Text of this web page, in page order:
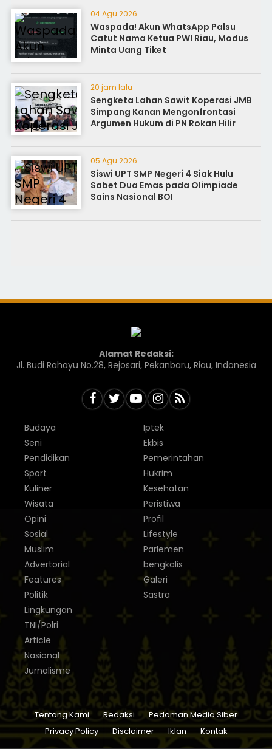
04 Agu 2026
Waspada! Akun WhatsApp Palsu
Catut Nama Ketua PWI Riau, Modus
Minta Uang Tiket
20 jam lalu
Sengketa Lahan Sawit Koperasi JMB
Simpang Kanan Mengonfrontasi
Argumen Hukum di PN Rokan Hilir
05 Agu 2026
Siswi UPT SMP Negeri 4 Siak Hulu
Sabet Dua Emas pada Olimpiade
Sains Nasional BOI
Alamat Redaksi:
Jl. Budi Rahayu No.28, Rejosari, Pekanbaru, Riau, Indonesia
Budaya
Seni
Pendidikan
Sport
Kuliner
Wisata
Iptek
Ekbis
Pemerintahan
Hukrim
Kesehatan
Peristiwa
Opini
Sosial
Muslim
Advertorial
Features
Politik
Profil
Lifestyle
Parlemen
bengkalis
Galeri
Sastra
Lingkungan
TNI/Polri
Article
Nasional
Jurnalisme
Tentang Kami Redaksi
Pedoman Media Siber
Privacy Policy
Disclaimer Iklan Kontak